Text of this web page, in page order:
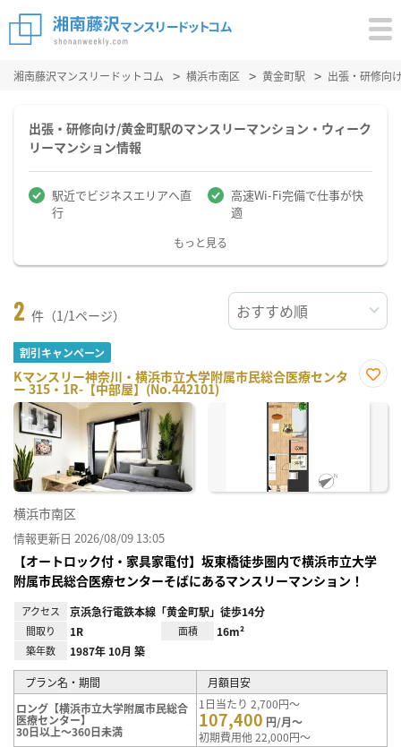
湘南藤沢マンスリードットコム 横浜市南区 黄金町駅 出張・研修向
出張・研修向け/黄金町駅のマンスリーマンション・ウィーク
リーマンション情報
駅近でビジネスエリアへ直
行
高速Wi-Fi完備で仕事が快
適
もっと見る
2 件（1/1ページ）
割引キャンペーン
Kマンスリー神奈川・横浜市立大学附属市民総合医療センタ
ー 315・1R-【中部屋】(No.442101)
に入
横浜市南区
情報更新日 2026/08/09 13:05
【オートロック付・家具家電付】坂東橋徒歩圏内で横浜市立大学
附属市民総合医療センターそばにあるマンスリーマンション！
アクセス 京浜急行電鉄本線「黄金町駅」徒歩14分
間取り 1R 面積 16m²
築年数 1987年 10月 築
プラン名・期間
月額目安
ロング【横浜市立大学附属市民総合
医療センター】
30日以上～360日未満
1日当たり 2,700円～
107,400 円/月～
初期費用他 22,000円～